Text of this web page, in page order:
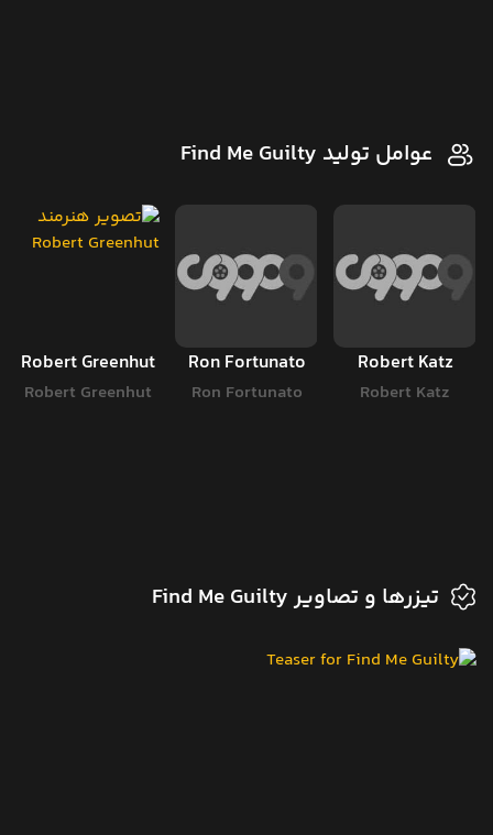
عوامل تولید Find Me Guilty
Robert Katz
Robert Katz
Ron Fortunato
Ron Fortunato
Robert Greenhut
Robert Greenhut
تیزرها و تصاویر Find Me Guilty